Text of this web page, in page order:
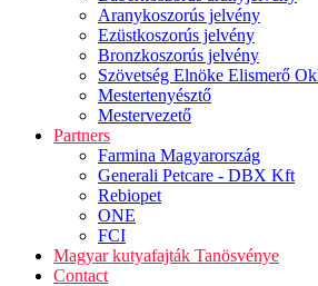
Aranykoszorús jelvény
Ezüstkoszorús jelvény
Bronzkoszorús jelvény
Szövetség Elnöke Elismerő
Mestertenyésztő
Mestervezető
Partners
Farmina Magyarország
Generali Petcare - DBX Kft
Rebiopet
ONE
FCI
Magyar kutyafajták Tanösvénye
Contact